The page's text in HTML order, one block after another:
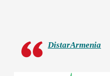
DistarArmenia